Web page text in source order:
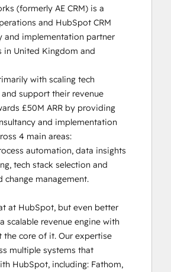
(formerly AE CRM) is a
and HubSpot CRM
and implementation partner
in United Kingdom and
with scaling tech
support their revenue
£50M ARR by providing
and implementation
4 main areas:
automation, data insights
tech stack selection and
change management.
at HubSpot, but even better
scalable revenue engine with
the core of it. Our expertise
multiple systems that
HubSpot, including: Fathom,